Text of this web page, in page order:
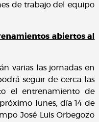
de trabajo del equipo
abiertos al
varias las jornadas en
seguir de cerca las
el entrenamiento de
lunes, día 14 de
José Luis Orbegozo